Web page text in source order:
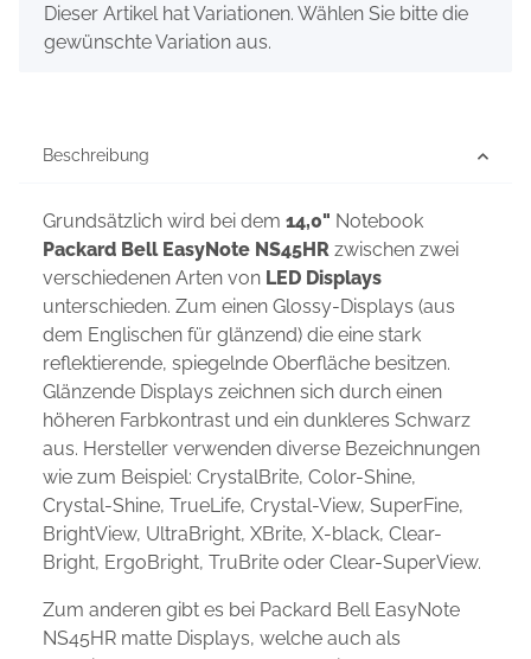
x
Dieser Artikel hat Variationen. Wählen Sie bitte die
gewünschte Variation aus.
Beschreibung
Grundsätzlich wird bei dem 14,0" Notebook
Packard Bell EasyNote NS45HR zwischen zwei
verschiedenen Arten von LED Displays
unterschieden. Zum einen Glossy-Displays (aus
dem Englischen für glänzend) die eine stark
reflektierende, spiegelnde Oberfläche besitzen.
Glänzende Displays zeichnen sich durch einen
höheren Farbkontrast und ein dunkleres Schwarz
aus. Hersteller verwenden diverse Bezeichnungen
wie zum Beispiel: CrystalBrite, Color-Shine,
Crystal-Shine, TrueLife, Crystal-View, SuperFine,
BrightView, UltraBright, XBrite, X-black, Clear-
Bright, ErgoBright, TruBrite oder Clear-SuperView.
Zum anderen gibt es bei Packard Bell EasyNote
NS45HR matte Displays, welche auch als